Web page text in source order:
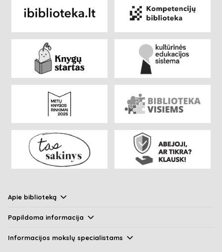
Apie biblioteką
Papildoma informacija
Informacijos mokslų specialistams